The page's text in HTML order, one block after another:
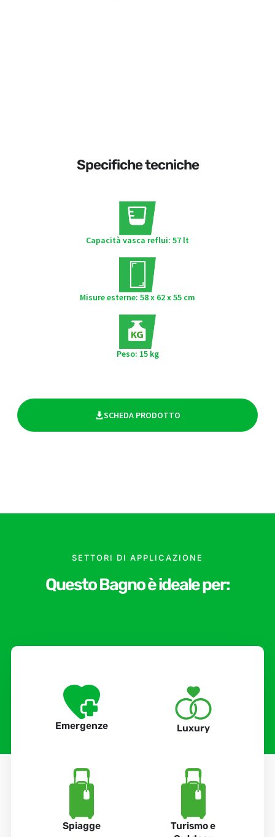
Specifiche tecniche
Capacità vasca reflui: 57 lt
Misure esterne: 58 x 62 x 55 cm
Peso: 15 kg
SCHEDA PRODOTTO
SETTORI DI APPLICAZIONE
Questo Bagno è ideale per:
Emergenze Luxury
Spiagge
Turismo e